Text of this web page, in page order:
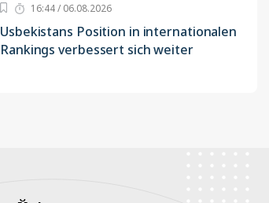
16:44 / 06.08.2026
Usbekistans Position in internationalen
Rankings verbessert sich weiter